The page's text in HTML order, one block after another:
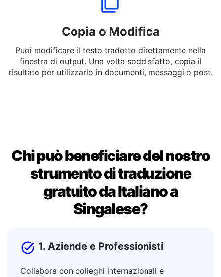
Copia o Modifica
Puoi modificare il testo tradotto direttamente nella
Chi può beneficiare del nostro
strumento di traduzione
gratuito da Italiano a
1. Aziende e Professionisti